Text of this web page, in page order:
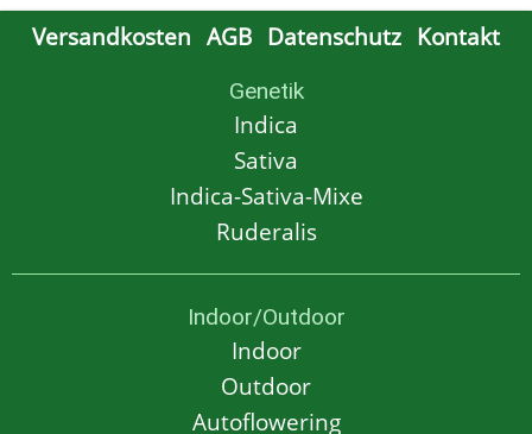
Versandkosten AGB Datenschutz Kontakt
Genetik
Indica
Sativa
Indica-Sativa-Mixe
Ruderalis
Indoor/Outdoor
Indoor
Outdoor
Autoflowering